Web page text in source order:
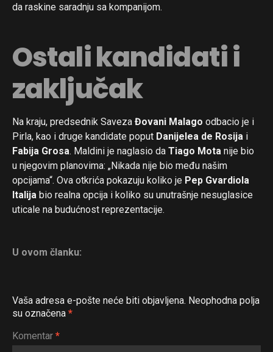
da raskine saradnju sa kompanijom.
Ostali kandidati i
zaključak
Na kraju, predsednik Saveza Đovani Malago odbacio je i
Pirla, kao i druge kandidate poput Danijelea de Rosija i
Fabija Grosa. Maldini je naglasio da Tiago Mota nije bio
u njegovim planovima: „Nikada nije bio među našim
opcijama“. Ova otkrića pokazuju koliko je Pep Gvardiola
Italija bio realna opcija i koliko su unutrašnje nesuglasice
uticale na budućnost reprezentacije.
U ovom članku:
Vaša adresa e-pošte neće biti objavljena. Neophodna polja
su označena *
Komentar *